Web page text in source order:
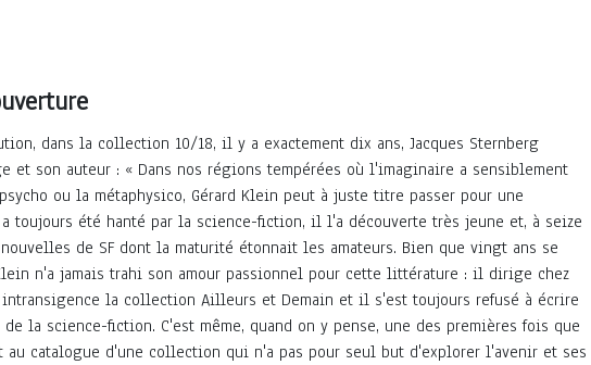
dans la collection 10/18, il y a exactement dix ans, Jacques Sternberg
et son auteur : « Dans nos régions tempérées où l'imaginaire a sensiblement
ou la métaphysico, Gérard Klein peut à juste titre passer pour une
toujours été hanté par la science-fiction, il l'a découverte très jeune et, à seize
de SF dont la maturité étonnait les amateurs. Bien que vingt ans se
n'a jamais trahi son amour passionnel pour cette littérature : il dirige chez
intransigence la collection Ailleurs et Demain et il s'est toujours refusé à écrire
la science-fiction. C'est même, quand on y pense, une des premières fois que
catalogue d'une collection qui n'a pas pour seul but d'explorer l'avenir et ses